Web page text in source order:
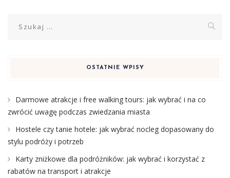
OSTATNIE WPISY
Darmowe atrakcje i free walking tours: jak wybrać i na co
zwrócić uwagę podczas zwiedzania miasta
Hostele czy tanie hotele: jak wybrać nocleg dopasowany do
stylu podróży i potrzeb
Karty zniżkowe dla podróżników: jak wybrać i korzystać z
rabatów na transport i atrakcje